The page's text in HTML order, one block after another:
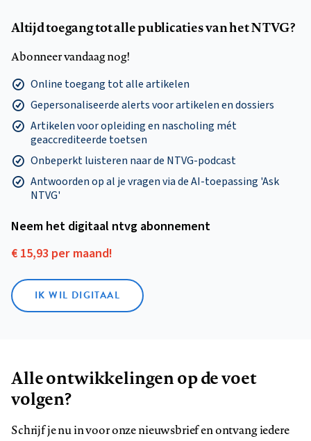
Altijd toegang tot alle publicaties van het NTVG?
Abonneer vandaag nog!
Online toegang tot alle artikelen
Gepersonaliseerde alerts voor artikelen en dossiers
Artikelen voor opleiding en nascholing mét
geaccrediteerde toetsen
Onbeperkt luisteren naar de NTVG-podcast
Antwoorden op al je vragen via de AI-toepassing 'Ask
NTVG'
Neem het digitaal ntvg abonnement
€ 15,93 per maand!
IK WIL DIGITAAL
Alle ontwikkelingen op de voet
volgen?
Schrijf je nu in voor onze nieuwsbrief en ontvang iedere